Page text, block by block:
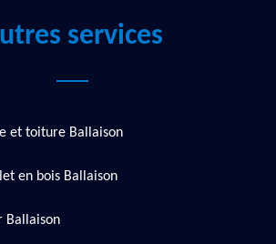
services
et toiture Ballaison
en bois Ballaison
Ballaison